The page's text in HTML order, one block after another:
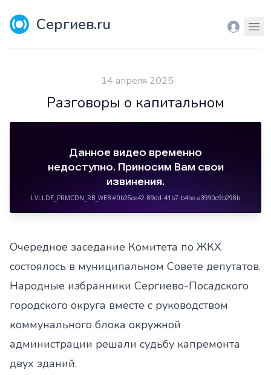
Сергиев.ru Вход
14 апреля 2025
Разговоры о капитальном
Очередное заседание Комитета по ЖКХ
состоялось в муниципальном Совете депутатов.
Народные избранники Сергиево-Посадского
городского округа вместе с руководством
коммунального блока окружной
администрации решали судьбу капремонта
двух зданий.